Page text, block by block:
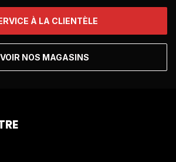
À LA CLIENTÈLE
VOIR NOS MAGASINS